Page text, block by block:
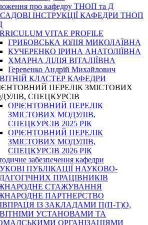
про кафедру ТНОП та Д
ІНСТРУКЦІЇ КАФЕДРИ ТНОП
VITAE PROFILE
ГРИБОВСЬКА ЮЛІЯ МИКОЛАЇВНА
КУЧЕРЕНКО ІРИНА АНАТОЛІЇВНА
ХМАРНА ЛІЛІЯ ВІТАЛІЇВНА
Геревенко Андрій Михайлович
КЛАСТЕР КАФЕДРИ
ПЕРЕЛІК ЗМІСТОВИХ
СПЕЦКУРСІВ
ОРІЄНТОВНИЙ ПЕРЕЛІК
ЗМІСТОВИХ МОДУЛІВ,
СПЕЦКУРСІВ 2025 РІК
ОРІЄНТОВНИЙ ПЕРЕЛІК
ЗМІСТОВИХ МОДУЛІВ,
СПЕЦКУРСІВ 2026 РІК
забезпечення кафедри
ПУБЛІКАЦІЇ НАУКОВО-
ПРАЦІВНИКІВ
СТАЖУВАННЯ
ПАРТНЕРСТВО
ІЗ ЗАКЛАДАМИ П(П-Т)О,
УСТАНОВАМИ ТА
ОРГАНІЗАЦІЯМИ